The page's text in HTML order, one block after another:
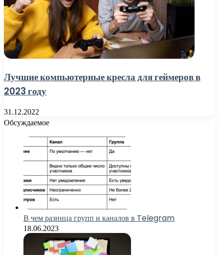
Лучшие компьютерные кресла для геймеров в
2023 году
31.12.2022
Обсуждаемое
В чем разница групп и каналов в Telegram
18.06.2023